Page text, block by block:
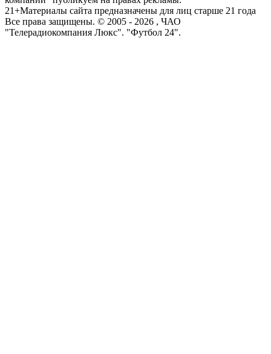
21+Материалы сайта предназначены для лиц старше 21 года
Все права защищены. © 2005 - 2026 , ЧАО
"Телерадиокомпания Люкс". "Футбол 24".